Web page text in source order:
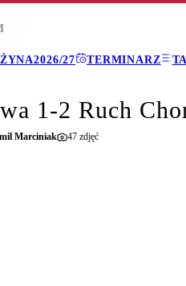
2026/27 TERMINARZ
1-2 Ruch
Marciniak 47 zdjęć